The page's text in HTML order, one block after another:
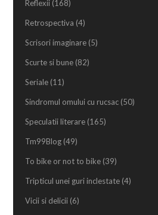
Reflexii (168)
Retrospectiva (4)
Scrisori imaginare (5)
Scurte si bune (82)
Seriale (11)
Sindromul omului cu rucsac (50)
Speculatii literare (165)
Tm99Blog (49)
To bike or not to bike (39)
Tripticul unei guri inclestate (4)
Vicii si delicii (6)